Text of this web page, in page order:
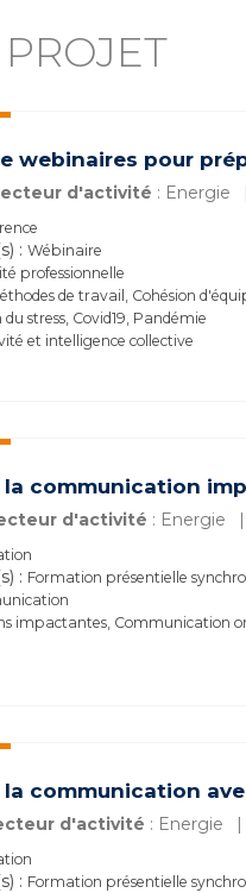
webinaires pour
d'activité : Energie
: Wébinaire
professionnelle
de travail, Cohésion
stress, Covid19, Pandémie
et intelligence collective
la communication
d'activité : Energie
: Formation présentielle
impactantes, Communication
la communication
d'activité : Energie
: Formation présentielle